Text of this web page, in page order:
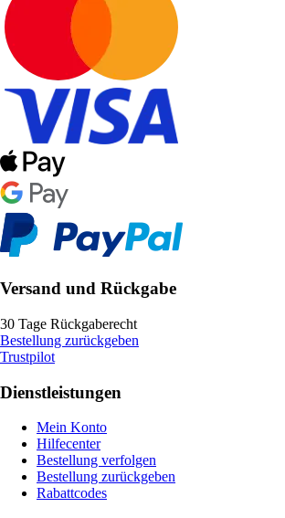
Versand und Rückgabe
30 Tage Rückgaberecht
Bestellung zurückgeben
Trustpilot
Dienstleistungen
Mein Konto
Hilfecenter
Bestellung verfolgen
Bestellung zurückgeben
Rabattcodes